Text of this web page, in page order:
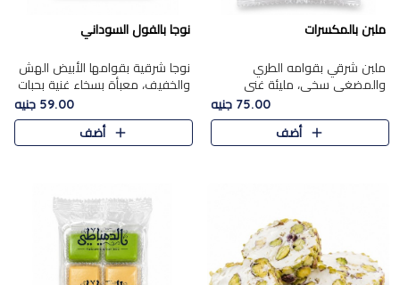
ملبن بالمكسرات
ملبن شرقي بقوامه الطري
والمضغي سخي، مليئة غني
بتشكيلة فاخرة من المكسرات
مشكلة المختارة التي تقدم تضيف
قرمشة مميزة مرضية ونكهة
75.00 جنيه
أضف
نوجا بالفول السوداني
نوجا شرقية بقوامها الأبيض الهش
والخفيف، معبأة بسخاء غنية بحبات
الفول السوداني المحمص التي
يقدم تضيف قرمشة مميزة مرضية
وتوازنًا رائعًا مع حلا..
59.00 جنيه
أضف